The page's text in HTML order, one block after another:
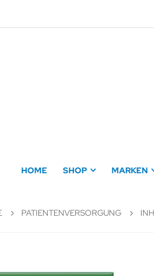
HOME SHOP MARKEN
PATIENTENVERSORGUNG